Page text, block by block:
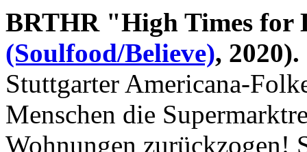
BRTHR "High Times for
(Soulfood/Believe), 2020).
Stuttgarter Americana-
Menschen die
Wohnungen zurückzogen!